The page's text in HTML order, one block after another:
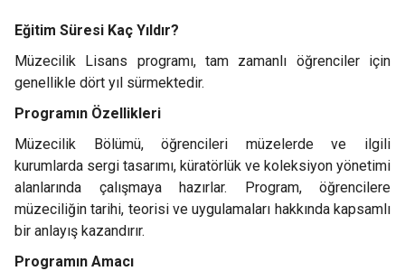
Eğitim Süresi Kaç Yıldır?
Müzecilik Lisans programı, tam zamanlı öğrenciler için
genellikle dört yıl sürmektedir.
Programın Özellikleri
Müzecilik Bölümü, öğrencileri müzelerde ve ilgili
kurumlarda sergi tasarımı, küratörlük ve koleksiyon yönetimi
alanlarında çalışmaya hazırlar. Program, öğrencilere
müzeciliğin tarihi, teorisi ve uygulamaları hakkında kapsamlı
bir anlayış kazandırır.
Programın Amacı